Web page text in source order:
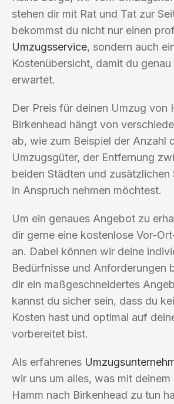
stehen dir mit Rat und Tat zur
bekommst du nicht nur einen
Umzugsservice, sondern auch
Kostenübersicht, damit du
erwartet.
Der Preis für deinen Umzug von
Birkenhead hängt von
ab, wie zum Beispiel der Anzahl
Umzugsgüter, der Entfernung
beiden Städten und zusätzlichen
in Anspruch nehmen möchtest.
Um ein genaues Angebot zu
dir gerne eine kostenlose Vor-
an. Dabei können wir deine
Bedürfnisse und Anforderungen
dir ein maßgeschneidertes
kannst du sicher sein, dass du
Kosten hast und optimal auf
vorbereitet bist.
Als erfahrenes
wir uns um alles, was mit
Hamm nach Birkenhead zu tun